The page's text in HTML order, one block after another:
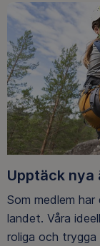
Upptäck nya
Som medlem
landet. Våra
roliga och